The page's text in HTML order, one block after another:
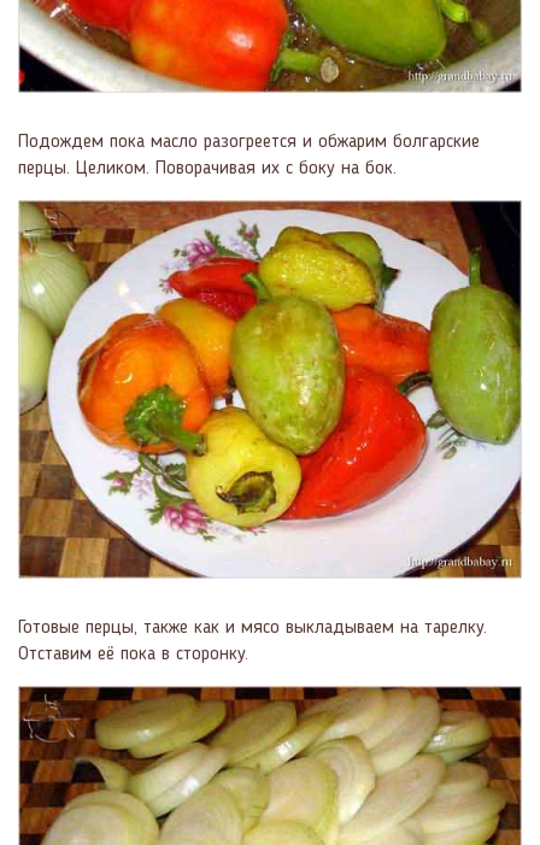
Подождем пока масло разогреется и обжарим болгарские
перцы. Целиком. Поворачивая их с боку на бок.
Готовые перцы, также как и мясо выкладываем на тарелку.
Отставим её пока в сторонку.